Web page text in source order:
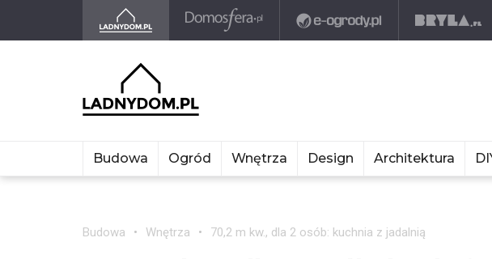
Budowa Ogród Wnętrza Design Architektura
Budowa Wnętrza 70,2 m kw., dla 2 osób: kuchnia z jadalnią